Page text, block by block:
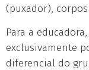
(puxador),
Para a
exclusivamente
diferencial do